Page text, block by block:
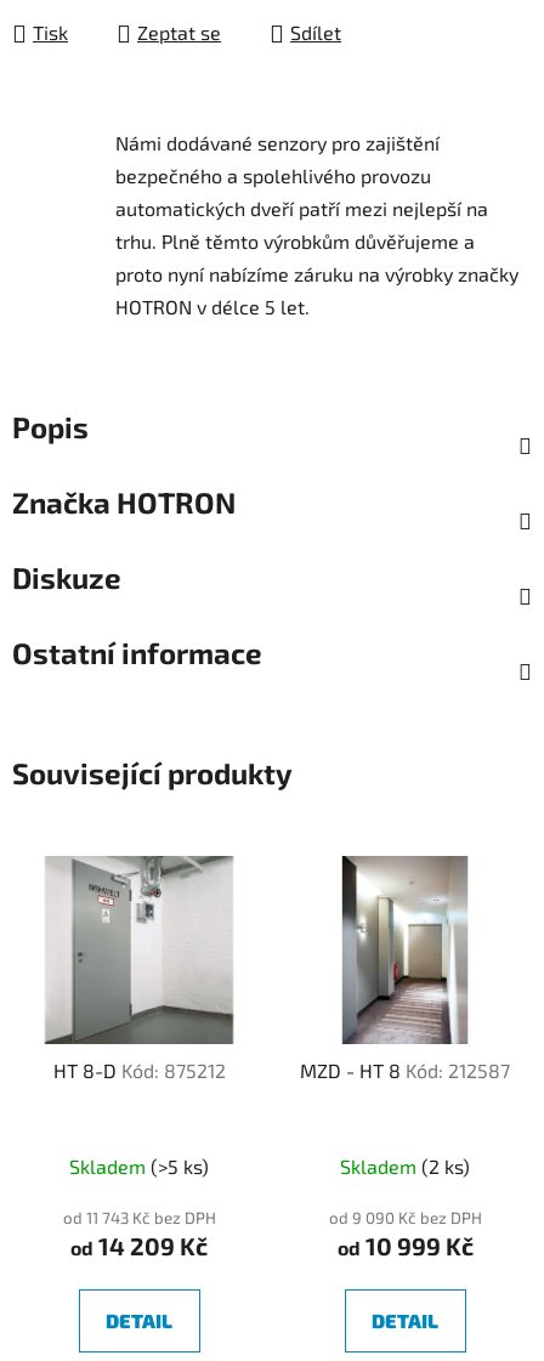
Tisk Zeptat se Sdílet
Námi dodávané senzory pro zajištění
bezpečného a spolehlivého provozu
automatických dveří patří mezi nejlepší na
trhu. Plně těmto výrobkům důvěřujeme a
proto nyní nabízíme záruku na výrobky značky
HOTRON v délce 5 let.
Popis
Značka HOTRON
Diskuze
Ostatní informace
Související produkty
HT 8-D Kód: 875212
Skladem (>5 ks)
od 11 743 Kč bez DPH
od 14 209 Kč
DETAIL
MZD - HT 8 Kód: 212587
Skladem (2 ks)
od 9 090 Kč bez DPH
od 10 999 Kč
DETAIL